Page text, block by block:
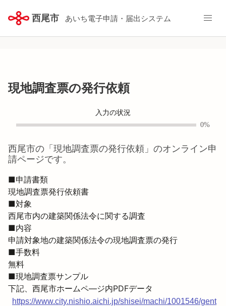
西尾市 あいち電子申請・届出システム
現地調査票の発行依頼
入力の状況
0%
西尾市の「 現地調査票の発行依頼 」のオンライン申
請ページです。
■申請書類
現地調査票発行依頼書
■対象
西尾市内の建築関係法令に関する調査
■内容
申請対象地の建築関係法令の現地調査票の発行
■手数料
無料
■現地調査票サンプル
https://www.city.nishio.aichi.jp/shisei/machi/1001546/gent